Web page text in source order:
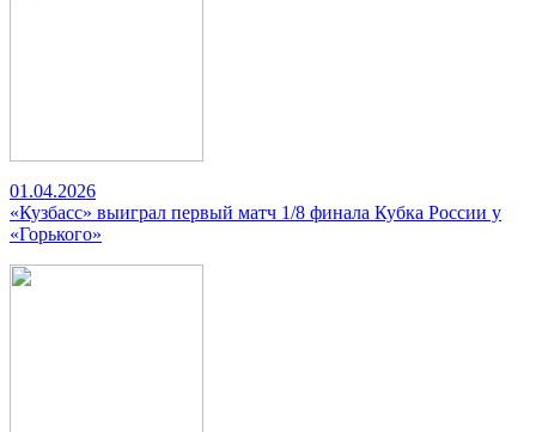
01.04.2026
«Кузбасс» выиграл первый матч 1/8 финала Кубка России у
«Горького»